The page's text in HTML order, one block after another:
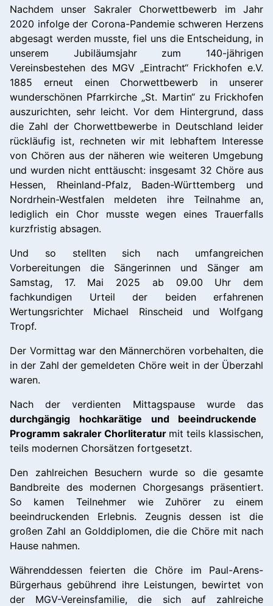
Nachdem unser Sakraler Chorwettbewerb im Jahr
2020 infolge der Corona-Pandemie schweren Herzens
abgesagt werden musste, fiel uns die Entscheidung, in
unserem Jubiläumsjahr zum 140-jährigen
Vereinsbestehen des MGV „Eintracht“ Frickhofen e.V.
1885 erneut einen Chorwettbewerb in unserer
wunderschönen Pfarrkirche „St. Martin“ zu Frickhofen
auszurichten, sehr leicht. Vor dem Hintergrund, dass
die Zahl der Chorwettbewerbe in Deutschland leider
rückläufig ist, rechneten wir mit lebhaftem Interesse
von Chören aus der näheren wie weiteren Umgebung
und wurden nicht enttäuscht: insgesamt 32 Chöre aus
Hessen, Rheinland-Pfalz, Baden-Württemberg und
Nordrhein-Westfalen meldeten ihre Teilnahme an,
lediglich ein Chor musste wegen eines Trauerfalls
kurzfristig absagen.
Und so stellten sich nach umfangreichen
Vorbereitungen die Sängerinnen und Sänger am
Samstag, 17. Mai 2025 ab 09.00 Uhr dem
fachkundigen Urteil der beiden erfahrenen
Wertungsrichter Michael Rinscheid und Wolfgang
Tropf.
Der Vormittag war den Männerchören vorbehalten, die
in der Zahl der gemeldeten Chöre weit in der Überzahl
waren.
Nach der verdienten Mittagspause wurde das
durchgängig hochkarätige und beeindruckende
Programm sakraler Chorliteratur mit teils klassischen,
teils modernen Chorsätzen fortgesetzt.
Den zahlreichen Besuchern wurde so die gesamte
Bandbreite des modernen Chorgesangs präsentiert.
So kamen Teilnehmer wie Zuhörer zu einem
beeindruckenden Erlebnis. Zeugnis dessen ist die
großen Zahl an Golddiplomen, die die Chöre mit nach
Hause nahmen.
Währenddessen feierten die Chöre im Paul-Arens-
Bürgerhaus gebührend ihre Leistungen, bewirtet von
der MGV-Vereinsfamilie, die sich auf zahlreiche